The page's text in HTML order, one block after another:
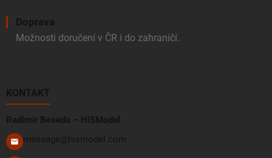
Doprava
Možnosti doručení v ČR i do zahraničí.
KONTAKT
Radimír Beseda – HiSModel
message@hismodel.com